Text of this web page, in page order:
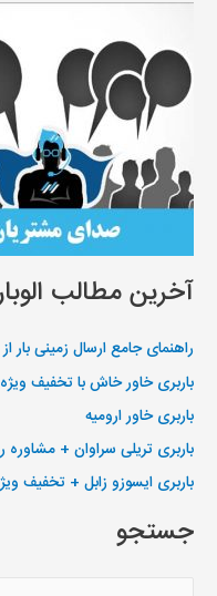
آخرین مطالب
راهنمای جامع ارسال زمینی بار
باربری خاور خاش با تخفیف
باربری خاور ارومیه
باربری تریلی سراوان +
باربری ایسوزو زابل + تخفیف
جستجو